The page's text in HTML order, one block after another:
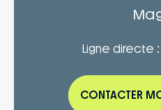
Ligne directe :
CONTACTER